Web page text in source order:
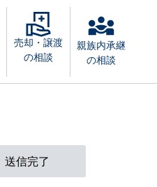
売却・譲渡
の相談
親族内承継
の相談
送信完了